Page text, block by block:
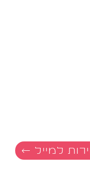
למייל ←